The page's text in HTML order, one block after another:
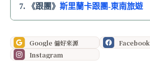
7. 《跟團》 斯里蘭卡跟團-東南旅遊
Google 偏好來源
Facebook
Instagram